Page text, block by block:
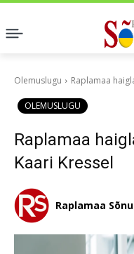
Olemuslugu Raplamaa
OLEMUSLUGU
Raplamaa
Kaari Kressel
Raplamaa